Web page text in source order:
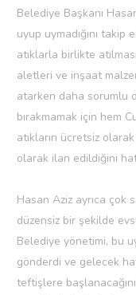
Belediye Başkanı
uyup uymadığını takip
atıklarla birlikte
aletleri ve inşaat
atarken daha sorumlu
bırakmamak için hem
atıkların ücretsiz
olarak ilan edildiğini
Hasan Aziz ayrıca çok
düzensiz bir şekilde
Belediye yönetimi, bu
gönderdi ve gelecek
teftişlere